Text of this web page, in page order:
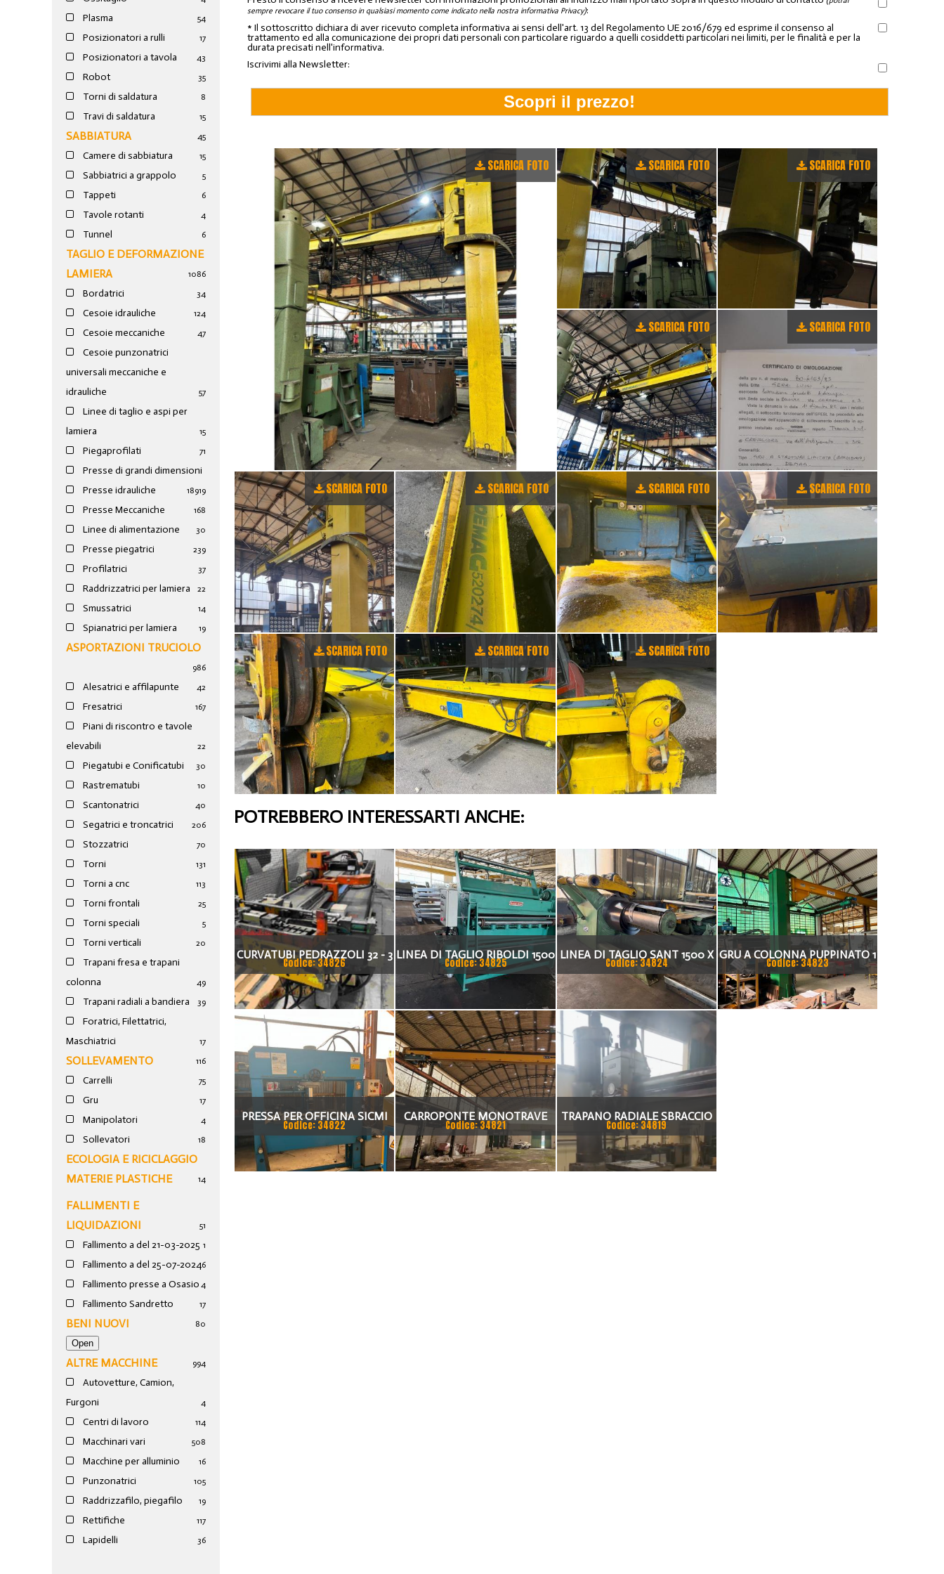
Plasma 54
Posizionatori a rulli 17
Posizionatori a tavola 43
Robot 35
Torni di saldatura 8
Travi di saldatura 15
SABBIATURA 45
Camere di sabbiatura 15
Sabbiatrici a grappolo 5
Tappeti 6
Tavole rotanti 4
Tunnel 6
TAGLIO E DEFORMAZIONE
LAMIERA
1086
Bordatrici 34
Cesoie idrauliche 124
Cesoie meccaniche 47
Cesoie punzonatrici
universali meccaniche e
idrauliche
57
Linee di taglio e aspi per
lamiera
15
Piegaprofilati 71
Presse di grandi dimensioni
19
Presse idrauliche 189
Presse Meccaniche 168
Linee di alimentazione 30
Presse piegatrici 239
Profilatrici 37
Raddrizzatrici per lamiera 22
Smussatrici 14
Spianatrici per lamiera 19
ASPORTAZIONI TRUCIOLO
986
Alesatrici e affilapunte 42
Fresatrici 167
Piani di riscontro e tavole
elevabili
22
Piegatubi e Conificatubi 30
Rastrematubi 10
Scantonatrici 40
Segatrici e troncatrici 206
Stozzatrici 70
Torni 131
Torni a cnc 113
Torni frontali 25
Torni speciali 5
Torni verticali 20
Trapani fresa e trapani
colonna
49
Trapani radiali a bandiera 39
Foratrici, Filettatrici,
Maschiatrici
17
SOLLEVAMENTO 116
Carrelli 75
Gru 17
Manipolatori 4
Sollevatori 18
ECOLOGIA E RICICLAGGIO
MATERIE PLASTICHE
14
FALLIMENTI E
LIQUIDAZIONI
51
Fallimento a del 21-03-2025 1
Fallimento a del 25-07-20246
Fallimento presse a Osasio 4
Fallimento Sandretto 17
BENI NUOVI 80
ALTRE MACCHINE 994
Autovetture, Camion,
Furgoni
4
Centri di lavoro 114
Macchinari vari 508
Macchine per alluminio 16
Punzonatrici 105
Raddrizzafilo, piegafilo 19
Rettifiche 117
Lapidelli 36
sempre revocare il tuo consenso in qualsiasi momento come indicato nella nostra informativa Privacy):
* Il sottoscritto dichiara di aver ricevuto completa informativa ai sensi dell'art. 13 del Regolamento UE 2016/679 ed esprime il consenso al
trattamento ed alla comunicazione dei propri dati personali con particolare riguardo a quelli cosiddetti particolari nei limiti, per le finalità e per la
durata precisati nell'informativa.
Iscrivimi alla Newsletter:
SCARICA FOTO SCARICA FOTO SCARICA FOTO
SCARICA FOTO SCARICA FOTO
SCARICA FOTO SCARICA FOTO SCARICA FOTO SCARICA FOTO
SCARICA FOTO SCARICA FOTO SCARICA FOTO
POTREBBERO INTERESSARTI ANCHE:
CURVATUBI PEDRAZZOLI 32 - 3
ASSI CNC
Codice: 34826
LINEA DI TAGLIO RIBOLDI 1500
X 2MM
Codice: 34825
LINEA DI TAGLIO SANT 1500 X
3 MM
Codice: 34824
GRU A COLONNA PUPPINATO 1
TON
Codice: 34823
PRESSA PER OFFICINA SICMI
100 TON
Codice: 34822
CARROPONTE MONOTRAVE
DEMAG 5 TON SCARTAMENTO
16190 MM
Codice: 34821
TRAPANO RADIALE SBRACCIO
3000 MM. FORO 100 MM
Codice: 34819